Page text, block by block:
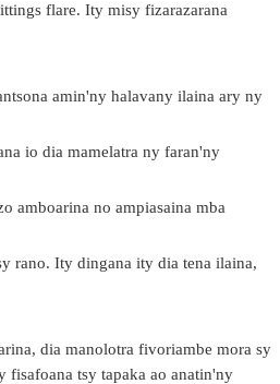
flare. Ity misy fizarazarana
amin'ny halavany ilaina ary ny
io dia mamelatra ny faran'ny
amboarina no ampiasaina mba
rano. Ity dingana ity dia tena ilaina,
dia manolotra fivoriambe mora sy
fisafoana tsy tapaka ao anatin'ny